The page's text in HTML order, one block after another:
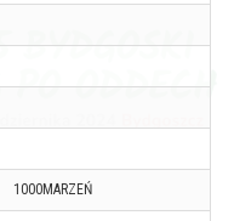
1000MARZEŃ